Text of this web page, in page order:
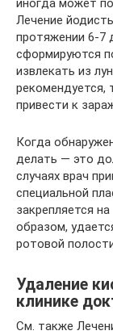
иногда может
Лечение
протяжении 6-7
сформируются
извлекать из
рекомендуется,
привести к
Когда
делать — это
случаях врач
специальной
закрепляется
образом,
ротовой
Удаление
клинике
См. также